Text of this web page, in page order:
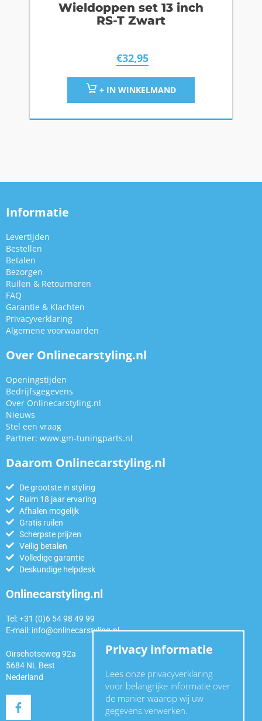
Wieldoppen set 13 inch
RS-T Zwart
€32,95
+ IN WINKELMAND
Informatie
Levertijden
Bestellen
Betalen
Bezorgen
Ruilen & Retourneren
FAQ
Garantie & Klachten
Privacyverklaring
Algemene voorwaarden
Over Onlinecarstyling.nl
Openingstijden
Bedrijfsgegevens
Over Onlinecarstyling.nl
Nieuws
Stel een vraag
Partner: www.gm-tuningparts.nl
Daarom Onlinecarstyling.nl
De grootste in styling
Ruim 18 jaar ervaring
Afhalen mogelijk
Gratis ruilen
Scherpste prijzen
Veilig betalen
Volledige garantie
Deskundige helpdesk
Onlinecarstyling.nl
Tel: +31 (0)6 54 98 49 99
E-mail: info@onlinecarstyling.nl
Oirschotseweg 92a
5684 NL Best
Nederland
Privacy informatie
Lees onze privacyverklaring
voor belangrijke informatie over
de manier waarop wij uw
gegevens verwerken.